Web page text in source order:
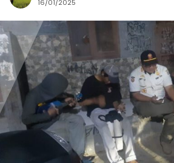
16/01/2025